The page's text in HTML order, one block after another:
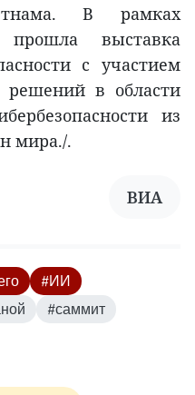
В рамках
выставка
с участием
решений в области
из
мира./.
ВИА
#ИИ
#саммит